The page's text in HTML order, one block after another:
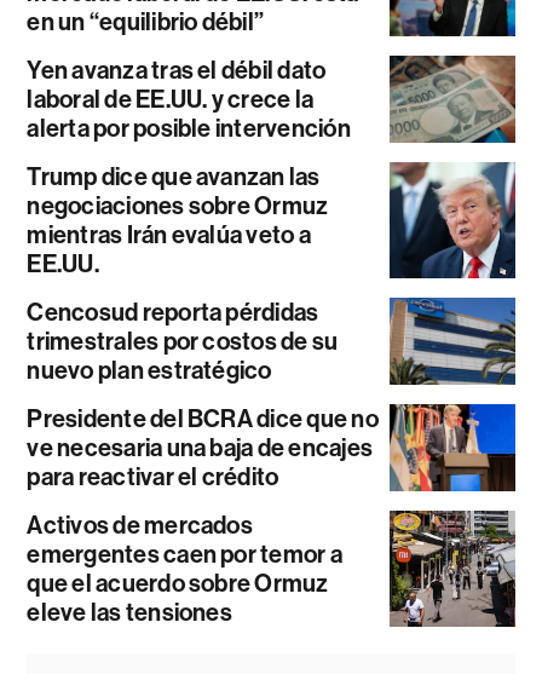
en un “equilibrio débil”
Yen avanza tras el débil dato
laboral de EE.UU. y crece la
alerta por posible intervención
Trump dice que avanzan las
negociaciones sobre Ormuz
mientras Irán evalúa veto a
EE.UU.
Cencosud reporta pérdidas
trimestrales por costos de su
nuevo plan estratégico
Presidente del BCRA dice que no
ve necesaria una baja de encajes
para reactivar el crédito
Activos de mercados
emergentes caen por temor a
que el acuerdo sobre Ormuz
eleve las tensiones